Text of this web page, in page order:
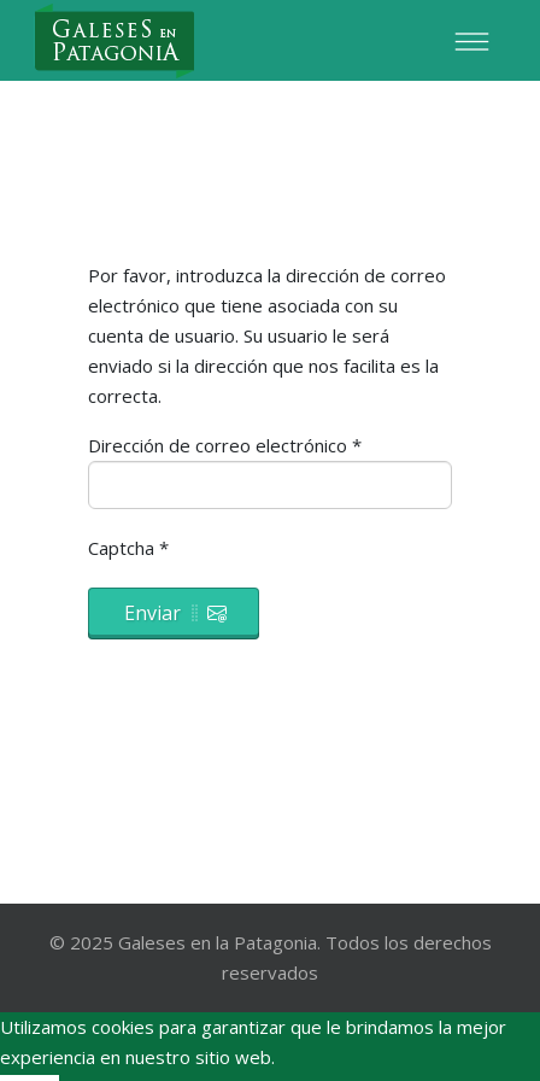
Nuevo Usuario
Por favor, introduzca la dirección de correo
electrónico que tiene asociada con su
cuenta de usuario. Su usuario le será
enviado si la dirección que nos facilita es la
correcta.
Dirección de correo electrónico *
Captcha *
Enviar
© 2025 Galeses en la Patagonia. Todos los derechos
reservados
Utilizamos cookies para garantizar que le brindamos la mejor
experiencia en nuestro sitio web.